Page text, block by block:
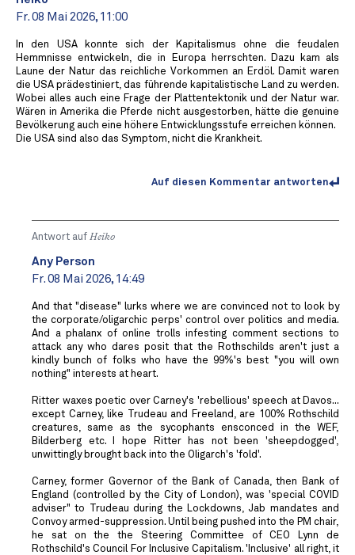
Fr. 08 Mai 2026, 11:00
In den USA konnte sich der Kapitalismus ohne die feudalen
Hemmnisse entwickeln, die in Europa herrschten. Dazu kam als
Laune der Natur das reichliche Vorkommen an Erdöl. Damit waren
die USA prädestiniert, das führende kapitalistische Land zu werden.
Wobei alles auch eine Frage der Plattentektonik und der Natur war.
Wären in Amerika die Pferde nicht ausgestorben, hätte die genuine
Bevölkerung auch eine höhere Entwicklungsstufe erreichen können.
Die USA sind also das Symptom, nicht die Krankheit.
Auf diesen Kommentar antworten
Antwort auf Heiko
Any Person
Fr. 08 Mai 2026, 14:49
And that "disease" lurks where we are convinced not to look by
the corporate/oligarchic perps' control over politics and media.
And a phalanx of online trolls infesting comment sections to
attack any who dares posit that the Rothschilds aren't just a
kindly bunch of folks who have the 99%'s best "you will own
nothing" interests at heart.
Ritter waxes poetic over Carney's 'rebellious' speech at Davos...
except Carney, like Trudeau and Freeland, are 100% Rothschild
creatures, same as the sycophants ensconced in the WEF,
Bilderberg etc. I hope Ritter has not been 'sheepdogged',
unwittingly brought back into the Oligarch's 'fold'.
Carney, former Governor of the Bank of Canada, then Bank of
England (controlled by the City of London), was 'special COVID
adviser" to Trudeau during the Lockdowns, Jab mandates and
Convoy armed-suppression. Until being pushed into the PM chair,
he sat on the the Steering Committee of CEO Lynn de
Rothschild's Council For Inclusive Capitalism. 'Inclusive' all right, it